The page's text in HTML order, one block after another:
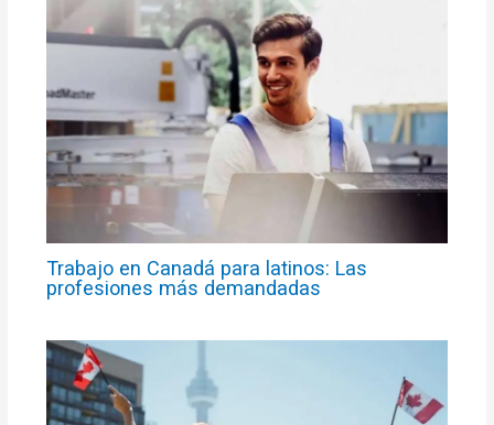
Trabajo en Canadá para latinos: Las
profesiones más demandadas